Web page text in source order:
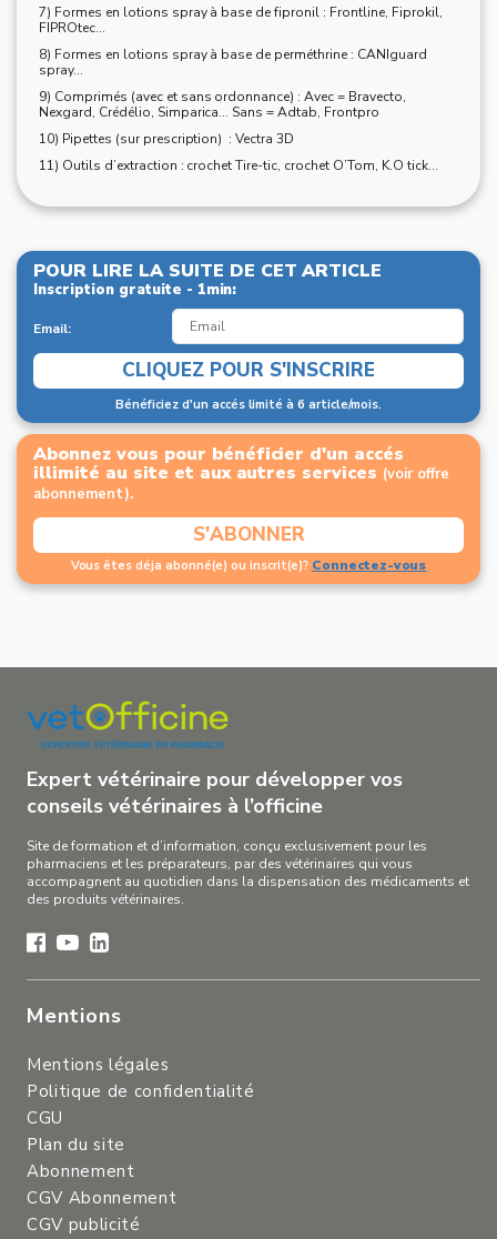
7) Formes en lotions spray à base de fipronil : Frontline, Fiprokil,
FIPROtec…
8) Formes en lotions spray à base de perméthrine : CANIguard
spray...
9) Comprimés (avec et sans ordonnance) : Avec = Bravecto,
Nexgard, Crédélio, Simparica... Sans = Adtab, Frontpro
10) Pipettes (sur prescription) : Vectra 3D
11) Outils d’extraction : crochet Tire-tic, crochet O’Tom, K.O tick…
Abonnez vous pour bénéficier d'un accés
illimité au site et aux autres services (voir offre
abonnement).
S'ABONNER
Vous êtes déja abonné(e) ou inscrit(e)? Connectez-vous
POUR LIRE LA SUITE DE CET ARTICLE
Inscription gratuite - 1min:
Email:
CLIQUEZ POUR S'INSCRIRE
Bénéficiez d'un accés limité à 6 article/mois.
Expert vétérinaire pour développer vos
conseils vétérinaires à l’officine
Site de formation et d’information, conçu exclusivement pour les
pharmaciens et les préparateurs, par des vétérinaires qui vous
accompagnent au quotidien dans la dispensation des médicaments et
des produits vétérinaires.
Mentions
Mentions légales
Politique de confidentialité
CGU
Plan du site
Abonnement
CGV Abonnement
CGV publicité